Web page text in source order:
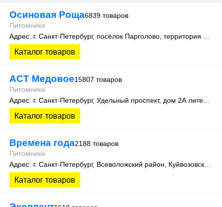
Осиновая Роща6839 товаров
Питомники
Каталог товаров
АСТ Медовое15807 товаров
Питомники
Каталог товаров
Времена года2188 товаров
Питомники
Каталог товаров